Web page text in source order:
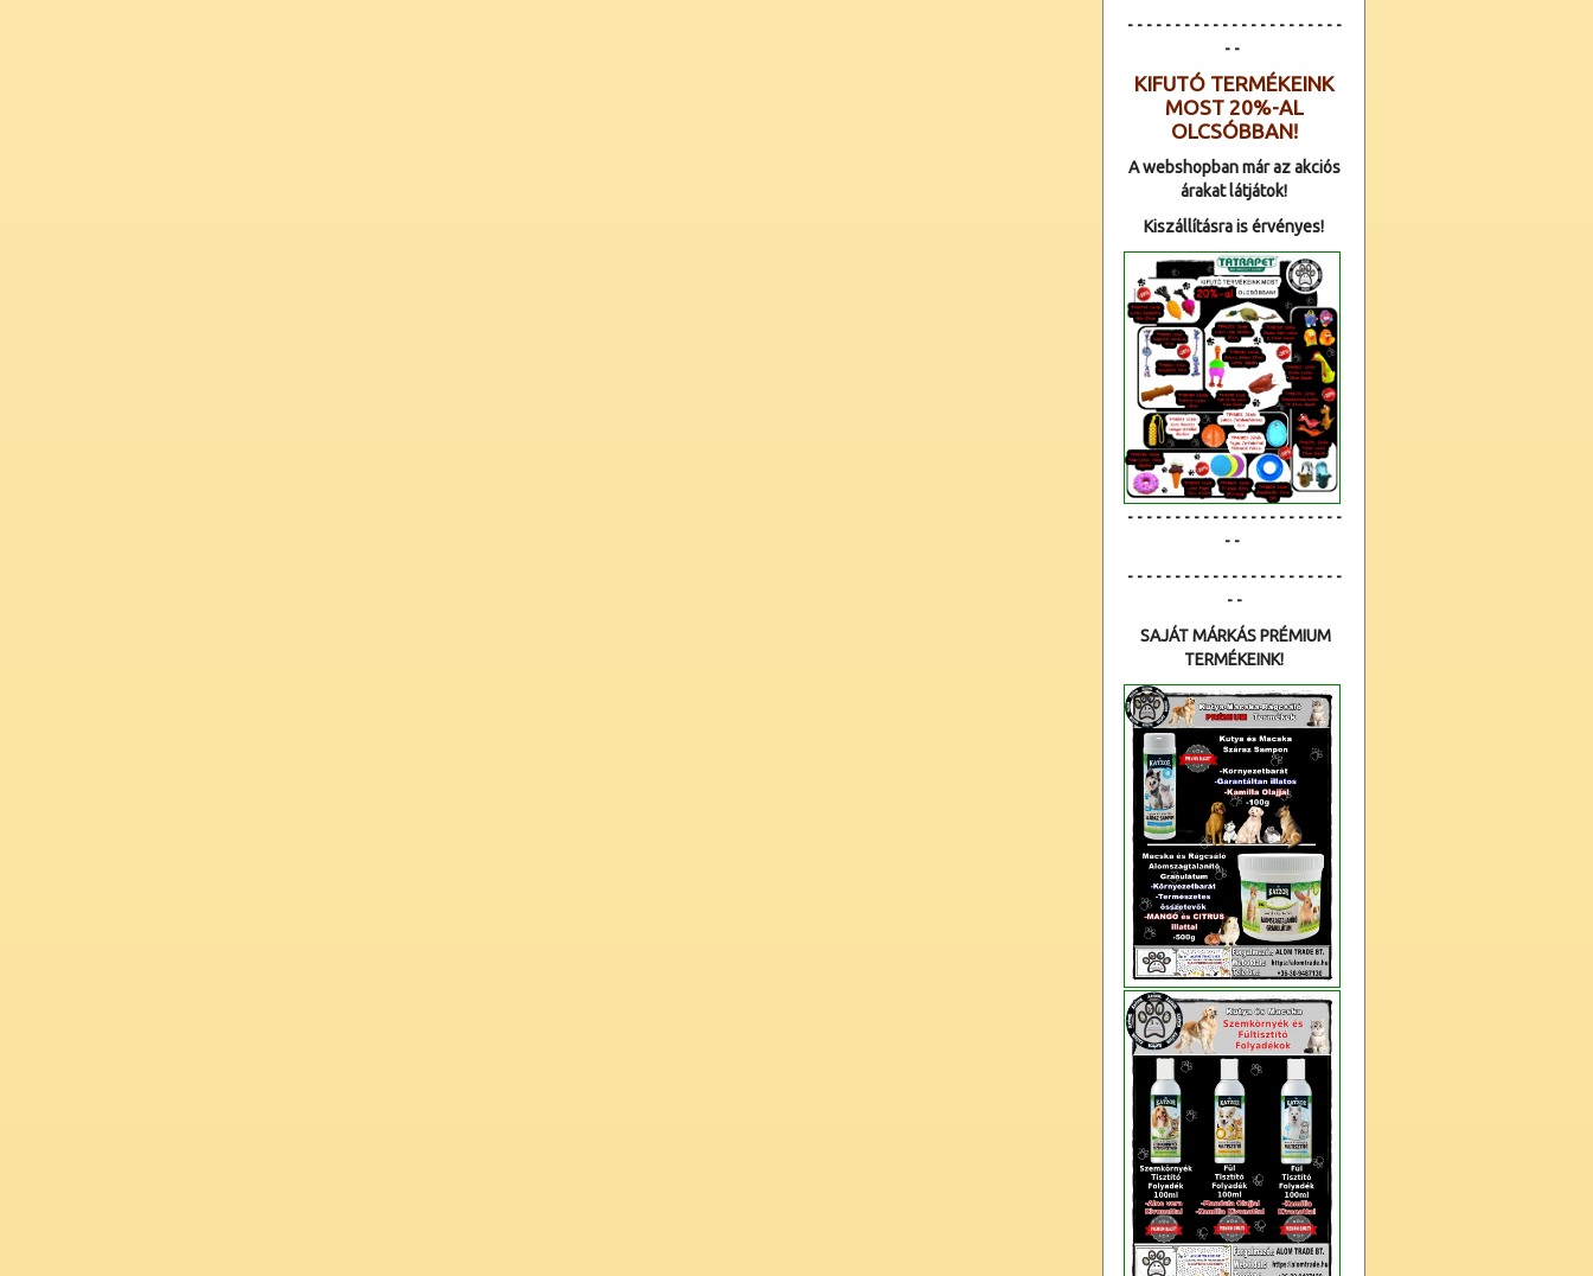
- - - - - - - - - - - - - - - - - - - - - - -
- -
KIFUTÓ TERMÉKEINK
MOST 20%-AL
OLCSÓBBAN!
A webshopban már az akciós
árakat látjátok!
Kiszállításra is érvényes!
- - - - - - - - - - - - - - - - - - - - - - -
- -
- - - - - - - - - - - - - - - - - - - - - - -
- -
SAJÁT MÁRKÁS PRÉMIUM
TERMÉKEINK!